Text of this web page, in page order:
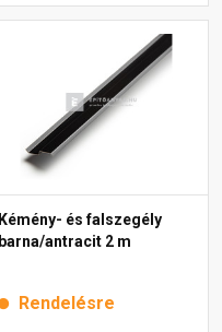
Kémény- és falszegély
barna/antracit 2 m
Rendelésre